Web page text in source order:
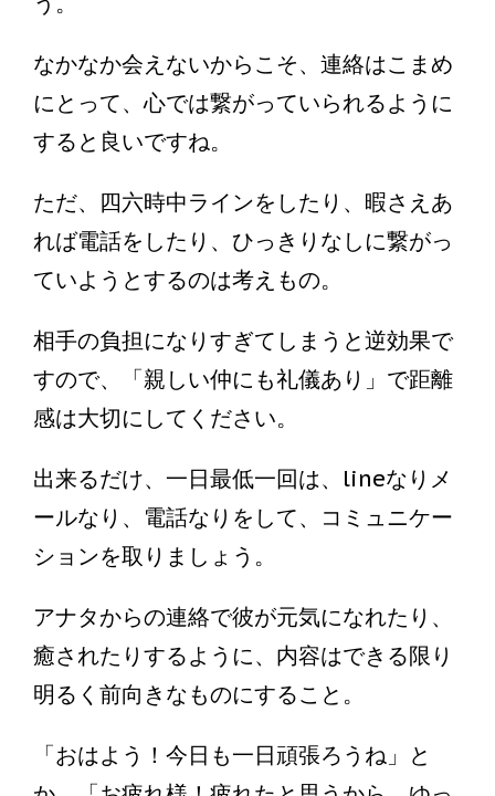
なかなか会えないからこそ、連絡はこまめ
にとって、心では繋がっていられるように
すると良いですね。
ただ、四六時中ラインをしたり、暇さえあ
れば電話をしたり、ひっきりなしに繋がっ
ていようとするのは考えもの。
相手の負担になりすぎてしまうと逆効果で
すので、「親しい仲にも礼儀あり」で距離
感は大切にしてください。
出来るだけ、一日最低一回は、lineなりメ
ールなり、電話なりをして、コミュニケー
ションを取りましょう。
アナタからの連絡で彼が元気になれたり、
癒されたりするように、内容はできる限り
明るく前向きなものにすること。
「おはよう！今日も一日頑張ろうね」と